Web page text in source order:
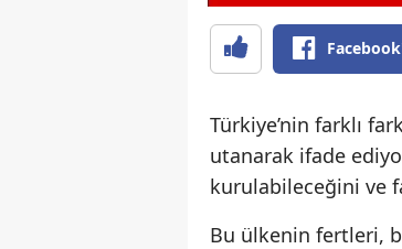
Türkiye’nin farklı
utanarak ifade
kurulabileceğini ve
Bu ülkenin fertleri,